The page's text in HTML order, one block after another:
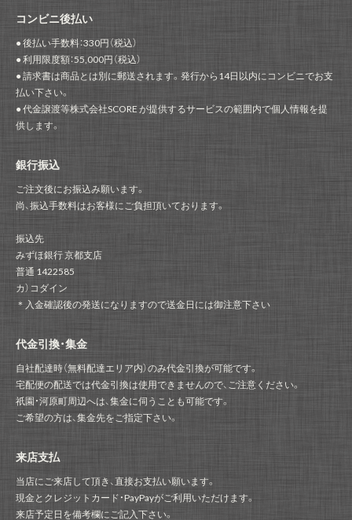
コンビニ後払い
● 後払い手数料：330円（税込）
● 利用限度額：55,000円（税込）
● 請求書は商品とは別に郵送されます。発行から14日以内にコンビニでお支
払い下さい。
● 代金譲渡等株式会社SCORE が提供するサービスの範囲内で個人情報を提
供します。
銀行振込
ご注文後にお振込み願います。
尚、振込手数料はお客様にご負担頂いております。
振込先
みずほ銀行 京都支店
普通 1422585
カ）コダイン
＊入金確認後の発送になりますので送金日には御注意下さい
代金引換・集金
自社配達時（無料配達エリア内）のみ代金引換が可能です。
宅配便の配送では代金引換は使用できませんので、ご注意ください。
祇園・河原町周辺へは、集金に伺うことも可能です。
ご希望の方は、集金先をご指定下さい。
来店支払
当店にご来店して頂き、直接お支払い願います。
現金とクレジットカード・PayPayがご利用いただけます。
来店予定日を備考欄にご記入下さい。